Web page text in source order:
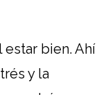
bien. Ahí
y la